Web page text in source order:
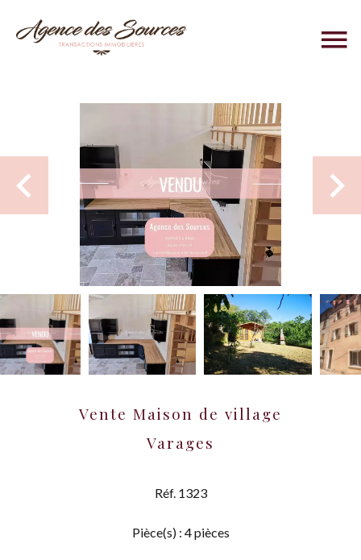
Vente Maison de village
Varages
Réf. 1323
Pièce(s) : 4 pièces